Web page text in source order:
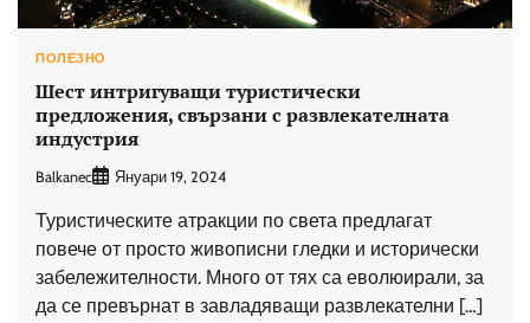
ПОЛЕЗНО
Шест интригуващи туристически
предложения, свързани с развлекателната
индустрия
Balkanec Януари 19, 2024
Туристическите атракции по света предлагат
повече от просто живописни гледки и исторически
забележителности. Много от тях са еволюирали, за
да се превърнат в завладяващи развлекателни […]